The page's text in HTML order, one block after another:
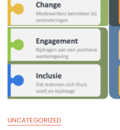
UNCATEGORIZED